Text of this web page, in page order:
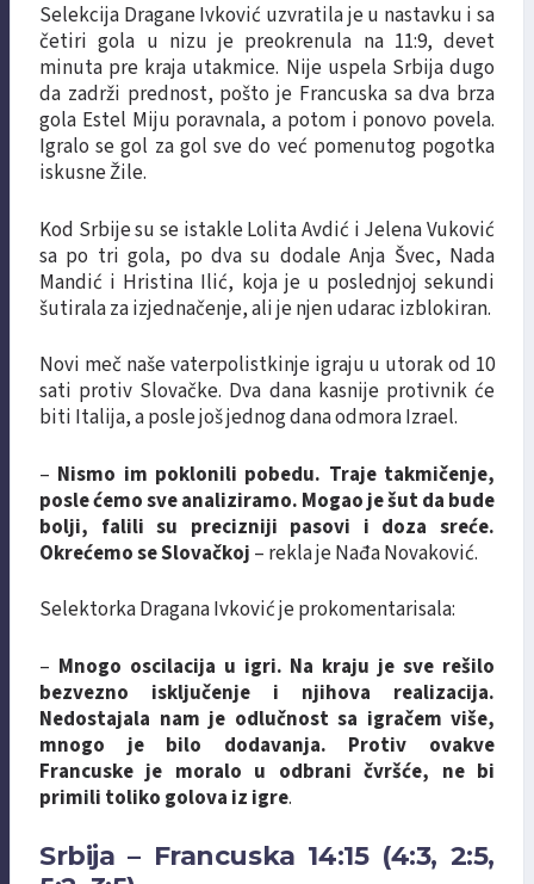
Selekcija Dragane Ivković uzvratila je u nastavku i sa
četiri gola u nizu je preokrenula na 11:9, devet
minuta pre kraja utakmice. Nije uspela Srbija dugo
da zadrži prednost, pošto je Francuska sa dva brza
gola Estel Miju poravnala, a potom i ponovo povela.
Igralo se gol za gol sve do već pomenutog pogotka
iskusne Žile.
Kod Srbije su se istakle Lolita Avdić i Jelena Vuković
sa po tri gola, po dva su dodale Anja Švec, Nada
Mandić i Hristina Ilić, koja je u poslednjoj sekundi
šutirala za izjednačenje, ali je njen udarac izblokiran.
Novi meč naše vaterpolistkinje igraju u utorak od 10
sati protiv Slovačke. Dva dana kasnije protivnik će
biti Italija, a posle još jednog dana odmora Izrael.
– Nismo im poklonili pobedu. Traje takmičenje,
posle ćemo sve analiziramo. Mogao je šut da bude
bolji, falili su precizniji pasovi i doza sreće.
Okrećemo se Slovačkoj – rekla je Nađa Novaković.
Selektorka Dragana Ivković je prokomentarisala:
– Mnogo oscilacija u igri. Na kraju je sve rešilo
bezvezno isključenje i njihova realizacija.
Nedostajala nam je odlučnost sa igračem više,
mnogo je bilo dodavanja. Protiv ovakve
Francuske je moralo u odbrani čvršće, ne bi
primili toliko golova iz igre.
Srbija – Francuska 14:15 (4:3, 2:5,